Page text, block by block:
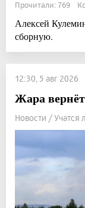
Прочитали: 769
Алексей
сборную.
12:30, 5 авг 2026
Жара
Новости / Учатся